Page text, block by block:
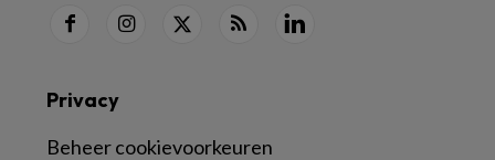
Privacy
Beheer cookievoorkeuren